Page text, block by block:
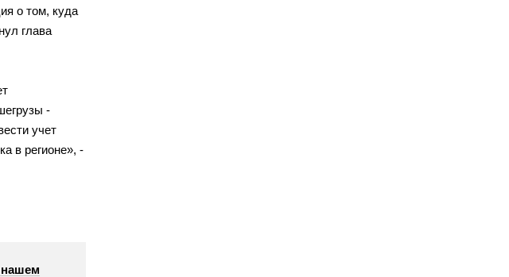
о том, куда
глава
-
учет
в регионе», -
нашем